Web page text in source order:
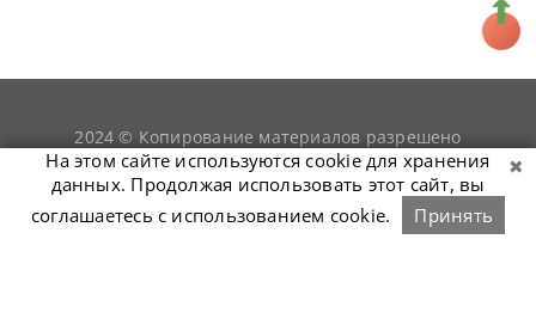
2024 © Копирование материалов разрешено
только при условии гиперссылки наsnookerist.ru
На этом сайте используются cookie для хранения
данных. Продолжая использовать этот сайт, вы
соглашаетесь с использованием cookie.
Принять